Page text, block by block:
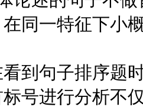
同一特征下小
句子排序题时
号进行分析不